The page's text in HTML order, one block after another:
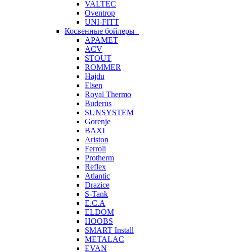
VALTEC
Oventrop
UNI-FITT
Косвенные бойлеры
APAMET
ACV
STOUT
ROMMER
Hajdu
Elsen
Royal Thermo
Buderus
SUNSYSTEM
Gorenje
BAXI
Ariston
Ferroli
Protherm
Reflex
Atlantic
Drazice
S-Tank
E.C.A
ELDOM
HOOBS
SMART Install
METALAC
EVAN